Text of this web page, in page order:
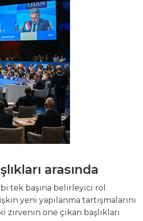
arasında
tek başına belirleyici rol
yeni yapılanma tartışmalarını
zirvenin öne çıkan başlıkları